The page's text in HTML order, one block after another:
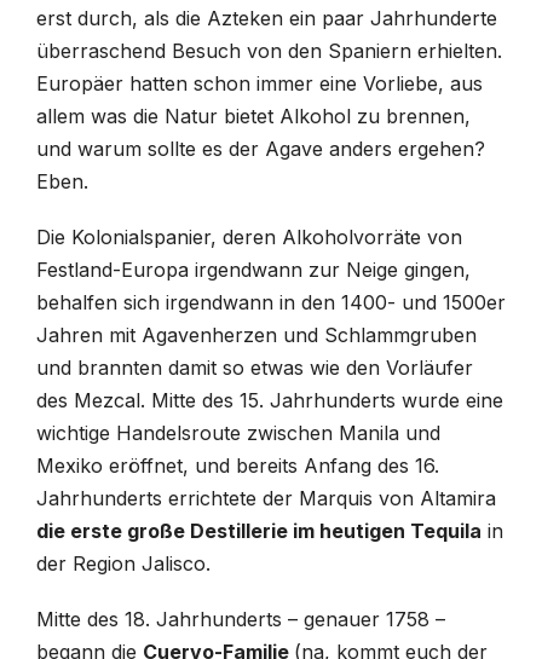
erst durch, als die Azteken ein paar Jahrhunderte
überraschend Besuch von den Spaniern erhielten.
Europäer hatten schon immer eine Vorliebe, aus
allem was die Natur bietet Alkohol zu brennen,
und warum sollte es der Agave anders ergehen?
Eben.
Die Kolonialspanier, deren Alkoholvorräte von
Festland-Europa irgendwann zur Neige gingen,
behalfen sich irgendwann in den 1400- und 1500er
Jahren mit Agavenherzen und Schlammgruben
und brannten damit so etwas wie den Vorläufer
des Mezcal. Mitte des 15. Jahrhunderts wurde eine
wichtige Handelsroute zwischen Manila und
Mexiko eröffnet, und bereits Anfang des 16.
Jahrhunderts errichtete der Marquis von Altamira
die erste große Destillerie im heutigen Tequila in
der Region Jalisco.
Mitte des 18. Jahrhunderts – genauer 1758 –
begann die Cuervo-Familie (na, kommt euch der